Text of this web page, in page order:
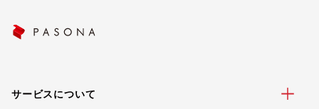
サービスについて